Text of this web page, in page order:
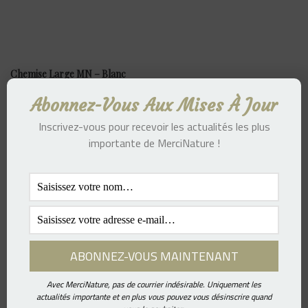
Chemise Large MN – Blanc
Abonnez-Vous Aux Mises À Jour
Inscrivez-vous pour recevoir les actualités les plus
importante de MerciNature !
Avec MerciNature, pas de courrier indésirable. Uniquement les
actualités importante et en plus vous pouvez vous désinscrire quand